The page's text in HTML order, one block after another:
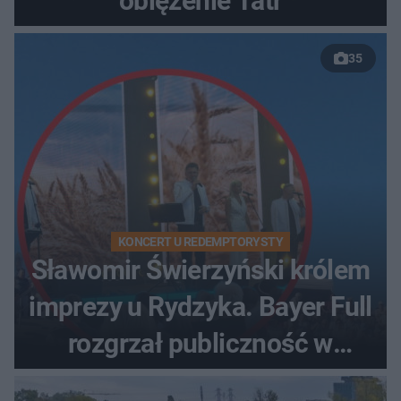
35
KONCERT U REDEMPTORYSTY
Sławomir Świerzyński królem
imprezy u Rydzyka. Bayer Full
rozgrzał publiczność w
Toruniu